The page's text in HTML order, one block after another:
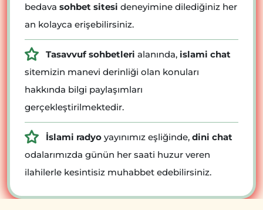
bedava sohbet sitesi deneyimine dilediğiniz her
an kolayca erişebilirsiniz.
Tasavvuf sohbetleri alanında, islami chat
sitemizin manevi derinliği olan konuları
hakkında bilgi paylaşımları
gerçekleştirilmektedir.
İslami radyo yayınımız eşliğinde, dini chat
odalarımızda günün her saati huzur veren
ilahilerle kesintisiz muhabbet edebilirsiniz.